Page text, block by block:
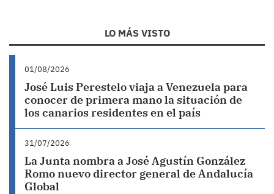
LO MÁS VISTO
01/08/2026
José Luis Perestelo viaja a Venezuela para
conocer de primera mano la situación de
los canarios residentes en el país
31/07/2026
La Junta nombra a José Agustín González
Romo nuevo director general de Andalucía
Global